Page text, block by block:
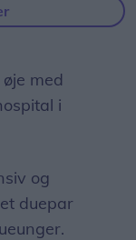
med
i
og
duepar